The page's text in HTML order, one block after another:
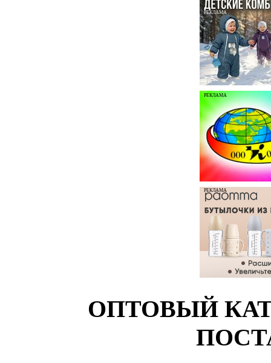
РЕКЛАМА
РЕКЛАМА
РЕКЛАМА
ОПТОВЫЙ